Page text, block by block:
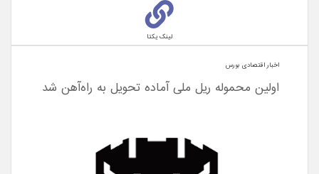
لینک یکتا
اخبار اقتصادی بورس
ا‌ولین محموله ریل ملی آماده تحویل به‌ راه‌آهن شد